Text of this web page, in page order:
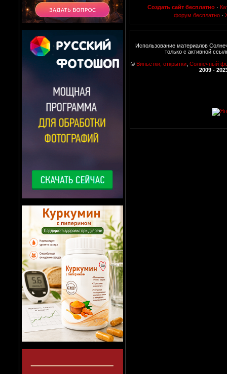
Создать сайт бесплатно ·
форум бесплатно ·
Использование материалов
только с активной
© Виньетки, открытки, Солнечный
2009 -